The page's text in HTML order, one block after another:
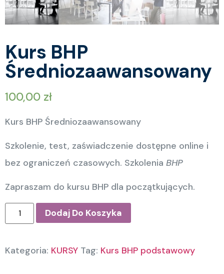
Kurs BHP
Średniozaawansowany
100,00 zł
Kurs BHP Średniozaawansowany
Szkolenie, test, zaświadczenie dostępne online i
bez ograniczeń czasowych. Szkolenia BHP
Zapraszam do kursu BHP dla początkujących.
Dodaj Do Koszyka
Kategoria: KURSY Tag: Kurs BHP podstawowy